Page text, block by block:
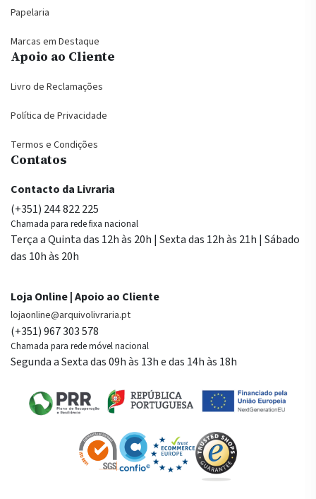
Papelaria
Marcas em Destaque
Apoio ao Cliente
Livro de Reclamações
Política de Privacidade
Termos e Condições
Contatos
Contacto da Livraria
(+351) 244 822 225
Chamada para rede fixa nacional
Terça a Quinta das 12h às 20h | Sexta das 12h às 21h | Sábado
das 10h às 20h
Loja Online | Apoio ao Cliente
lojaonline@arquivolivraria.pt
(+351) 967 303 578
Chamada para rede móvel nacional
Segunda a Sexta das 09h às 13h e das 14h às 18h